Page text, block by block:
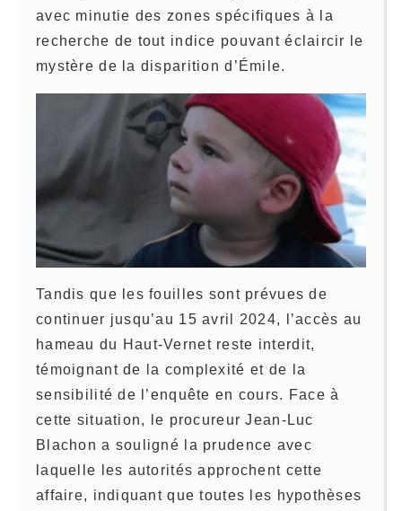
avec minutie des zones spécifiques à la
recherche de tout indice pouvant éclaircir le
mystère de la disparition d’Émile.
Tandis que les fouilles sont prévues de
continuer jusqu’au 15 avril 2024, l’accès au
hameau du Haut-Vernet reste interdit,
témoignant de la complexité et de la
sensibilité de l’enquête en cours. Face à
cette situation, le procureur Jean-Luc
Blachon a souligné la prudence avec
laquelle les autorités approchent cette
affaire, indiquant que toutes les hypothèses